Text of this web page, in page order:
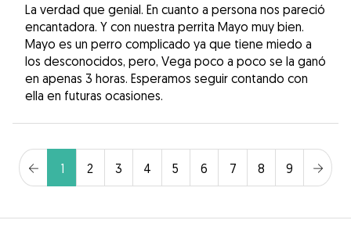
La verdad que genial. En cuanto a persona nos pareció
encantadora. Y con nuestra perrita Mayo muy bien.
Mayo es un perro complicado ya que tiene miedo a
los desconocidos, pero, Vega poco a poco se la ganó
en apenas 3 horas. Esperamos seguir contando con
ella en futuras ocasiones.
1 2 3 4 5 6 7 8 9